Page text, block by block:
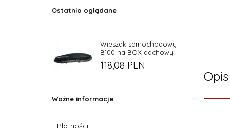
Ostatnio oglądane
Wieszak samochodowy
B100 na BOX dachowy
118,08 PLN
Ważne informacje
Płatności